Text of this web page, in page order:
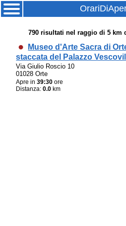
790risultati nel raggio di 5 km
Museo d'Arte Sacra di
staccata del Palazzo
Via Giulio Roscio 10
01028 Orte
Apre in39:30 ore
Distanza:0.0 km